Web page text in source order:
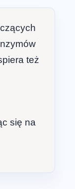
też
się na